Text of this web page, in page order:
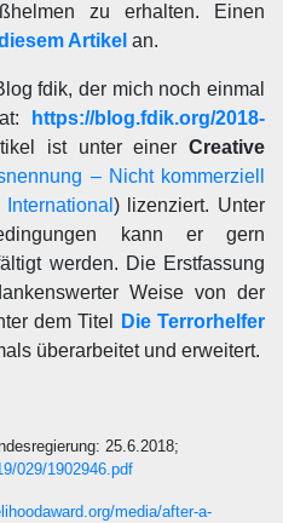
zu erhalten. Einen
Artikel an.
fdik, der mich noch einmal
https://blog.fdik.org/2018-
ist unter einer Creative
– Nicht kommerziell
) lizenziert. Unter
kann er gern
werden. Die Erstfassung
Weise von der
dem Titel
Die Terrorhelfer
überarbeitet und erweitert.
25.6.2018;
029/1902946.pdf
media/after-a-